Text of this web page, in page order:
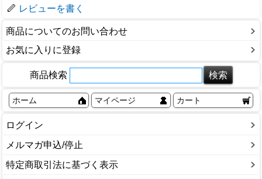
レビューを書く
商品についてのお問い合わせ
お気に入りに登録
商品検索
ホーム マイページ カート
ログイン
メルマガ申込/停止
特定商取引法に基づく表示